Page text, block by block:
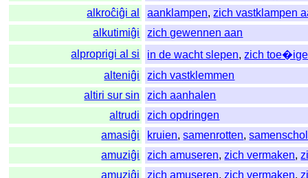
alkroĉiĝi al
aanklampen,zich vastklampen
alkutimiĝi
zich gewennen aan
alproprigi al si
in de wacht slepen,zich
alteniĝi
zich vastklemmen
altiri sur sin
zich aanhalen
altrudi
zich opdringen
amasiĝi
kruien,samenrotten,
amuziĝi
zich amuseren,zich vermaken,
amuziĝi
zich amuseren,zich vermaken,